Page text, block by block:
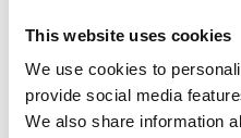
This website uses cookies
We use cookies to
provide social media
We also share information